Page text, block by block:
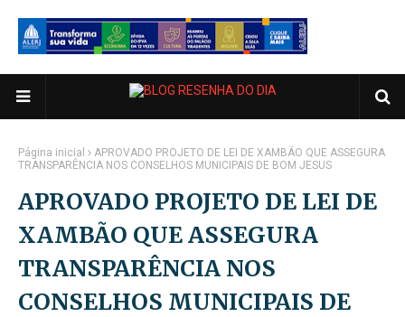
Página inicial
APROVADO PROJETO DE LEI DE XAMBÃO QUE ASSEGURA
TRANSPARÊNCIA NOS CONSELHOS MUNICIPAIS DE BOM JESUS
APROVADO PROJETO DE LEI DE
XAMBÃO QUE ASSEGURA
TRANSPARÊNCIA NOS
CONSELHOS MUNICIPAIS DE